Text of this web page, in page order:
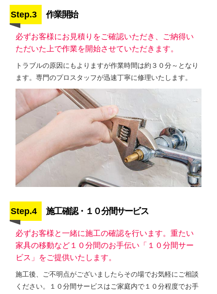
Step.3 作業開始
必ずお客様にお見積りをご確認いただき、ご納得い
ただいた上で作業を開始させていただきます。
トラブルの原因にもよりますが作業時間は約３０分～となり
ます。専門のプロスタッフが迅速丁寧に修理いたします。
Step.4 施工確認・１０分間サービス
必ずお客様と一緒に施工の確認を行います。重たい
家具の移動など１０分間のお手伝い「１０分間サー
ビス」をご提供いたします。
施工後、ご不明点がございましたらその場でお気軽にご相談
ください。１０分間サービスはご家庭内で１０分程度でお手